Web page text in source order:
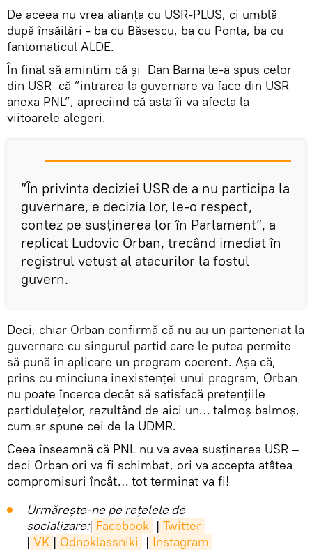
De aceea nu vrea alianța cu USR-PLUS, ci umblă
după însăilări - ba cu Băsescu, ba cu Ponta, ba cu
fantomaticul ALDE.
În final să amintim că și Dan Barna le-a spus celor
din USR că ”intrarea la guvernare va face din USR
anexa PNL”, apreciind că asta îi va afecta la
viitoarele alegeri.
”În privinta deciziei USR de a nu participa la
guvernare, e decizia lor, le-o respect,
contez pe susținerea lor în Parlament”, a
replicat Ludovic Orban, trecând imediat în
registrul vetust al atacurilor la fostul
guvern.
Deci, chiar Orban confirmă că nu au un parteneriat la
guvernare cu singurul partid care le putea permite
să pună în aplicare un program coerent. Așa că,
prins cu minciuna inexistenței unui program, Orban
nu poate încerca decât să satisfacă pretențiile
partidulețelor, rezultând de aici un… talmoș balmoș,
cum ar spune cei de la UDMR.
Ceea înseamnă că PNL nu va avea susținerea USR –
deci Orban ori va fi schimbat, ori va accepta atâtea
compromisuri încât… tot terminat va fi!
Urmărește-ne pe rețelele de
socializare:| Facebook | Twitter
| VK | Odnoklassniki | Instagram